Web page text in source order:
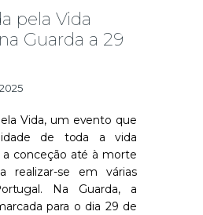
pela Vida
Guarda a 29
Vida, um evento que
de toda a vida
conceção até à morte
realizar-se em várias
Na Guarda, a
para o dia 29 de